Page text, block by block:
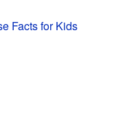
Facts for Kids